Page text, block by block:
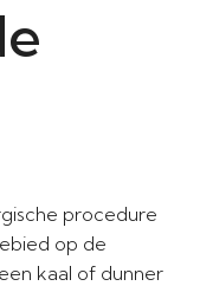
procedure
op de
kaal of dunner